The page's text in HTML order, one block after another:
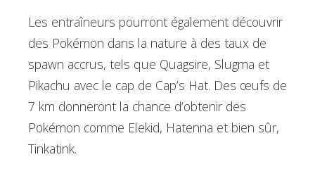
Les entraîneurs pourront également découvrir
des Pokémon dans la nature à des taux de
spawn accrus, tels que Quagsire, Slugma et
Pikachu avec le cap de Cap’s Hat. Des œufs de
7 km donneront la chance d’obtenir des
Pokémon comme Elekid, Hatenna et bien sûr,
Tinkatink.